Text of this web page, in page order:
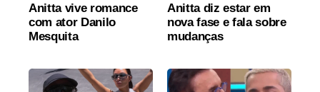
Anitta vive romance
com ator Danilo
Mesquita
Anitta diz estar em
nova fase e fala sobre
mudanças